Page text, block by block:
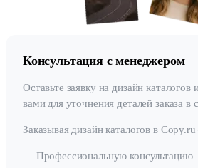
Консультация с менеджером
Оставьте заявку на дизайн
вами для уточнения деталей заказа
Заказывая дизайн каталогов в
— Профессиональную консультацию